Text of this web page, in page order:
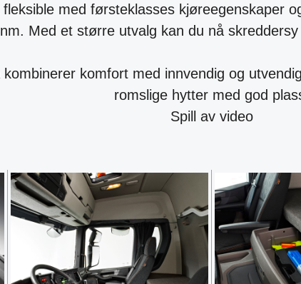
med førsteklasses kjøreegenskaper
Med et større utvalg kan du nå
komfort med innvendig og
romslige hytter med god
Spill av video